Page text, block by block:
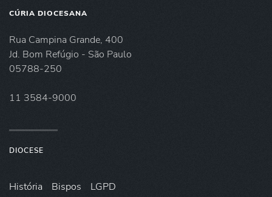
CÚRIA DIOCESANA
Rua Campina Grande, 400
Jd. Bom Refúgio - São Paulo
05788-250
11 3584-9000
DIOCESE
História Bispos LGPD